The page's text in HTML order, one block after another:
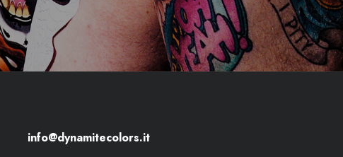
info@dynamitecolors.it